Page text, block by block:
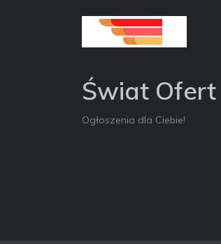
Świat
Ogłoszenia dla Ciebie!